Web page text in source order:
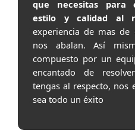
que necesitas para
estilo y calidad al
experiencia de mas
nos abalan. Así
compuesto por un
encantado de
tengas al respecto, nos
sea todo un éxito